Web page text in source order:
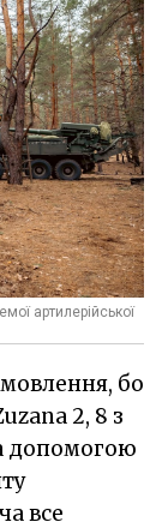
артилерійської
бо
2, 8 з
допомогою
все